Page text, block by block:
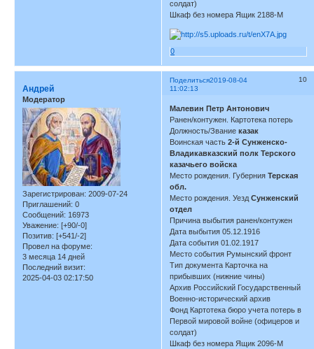
солдат)
Шкаф без номера Ящик 2188-М
0
Поделиться 10
2019-08-04
11:02:13
Андрей
Модератор
Зарегистрирован: 2009-07-24
Приглашений: 0
Сообщений: 16973
Уважение: [+90/-0]
Позитив: [+541/-2]
Провел на форуме:
3 месяца 14 дней
Последний визит:
2025-04-03 02:17:50
Малевин Петр Антонович
Ранен/контужен. Картотека потерь
Должность/Званиеказак
Воинская часть2-й Сунженско-
Владикавказский полк Терского
казачьего войска
Место рождения. ГубернияТерская
обл.
Место рождения. УездСунженский
отдел
Причина выбытия ранен/контужен
Дата выбытия 05.12.1916
Дата события 01.02.1917
Место события Румынский фронт
Тип документа Карточка на
прибывших (нижние чины)
Архив Российский Государственный
Военно-исторический архив
Фонд Картотека бюро учета потерь в
Первой мировой войне (офицеров и
солдат)
Шкаф без номера Ящик 2096-М